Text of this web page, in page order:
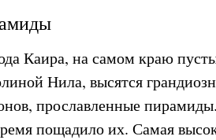
Каира, на самом краю
Нила, высятся
прославленные
пощадило их. Самая